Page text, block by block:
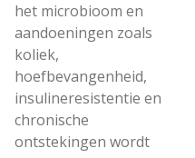
het microbioom en
aandoeningen zoals
koliek,
hoefbevangenheid,
insulineresistentie en
chronische
ontstekingen wordt